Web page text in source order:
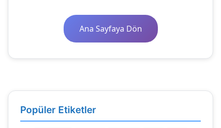
Ana Sayfaya Dön
Popüler Etiketler